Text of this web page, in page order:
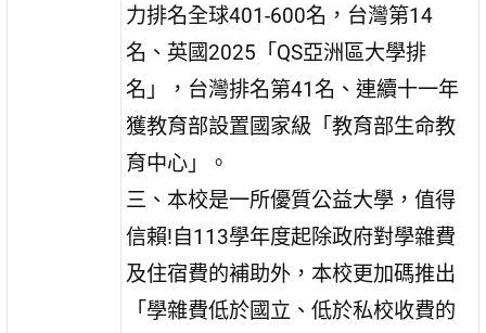
力排名全球401-600名，台灣第14
名、英國2025「QS亞洲區大學排
名」，台灣排名第41名、連續十一年
獲教育部設置國家級「教育部生命教
育中心」。
三、本校是一所優質公益大學，值得
信賴!自113學年度起除政府對學雜費
及住宿費的補助外，本校更加碼推出
「學雜費低於國立、低於私校收費的